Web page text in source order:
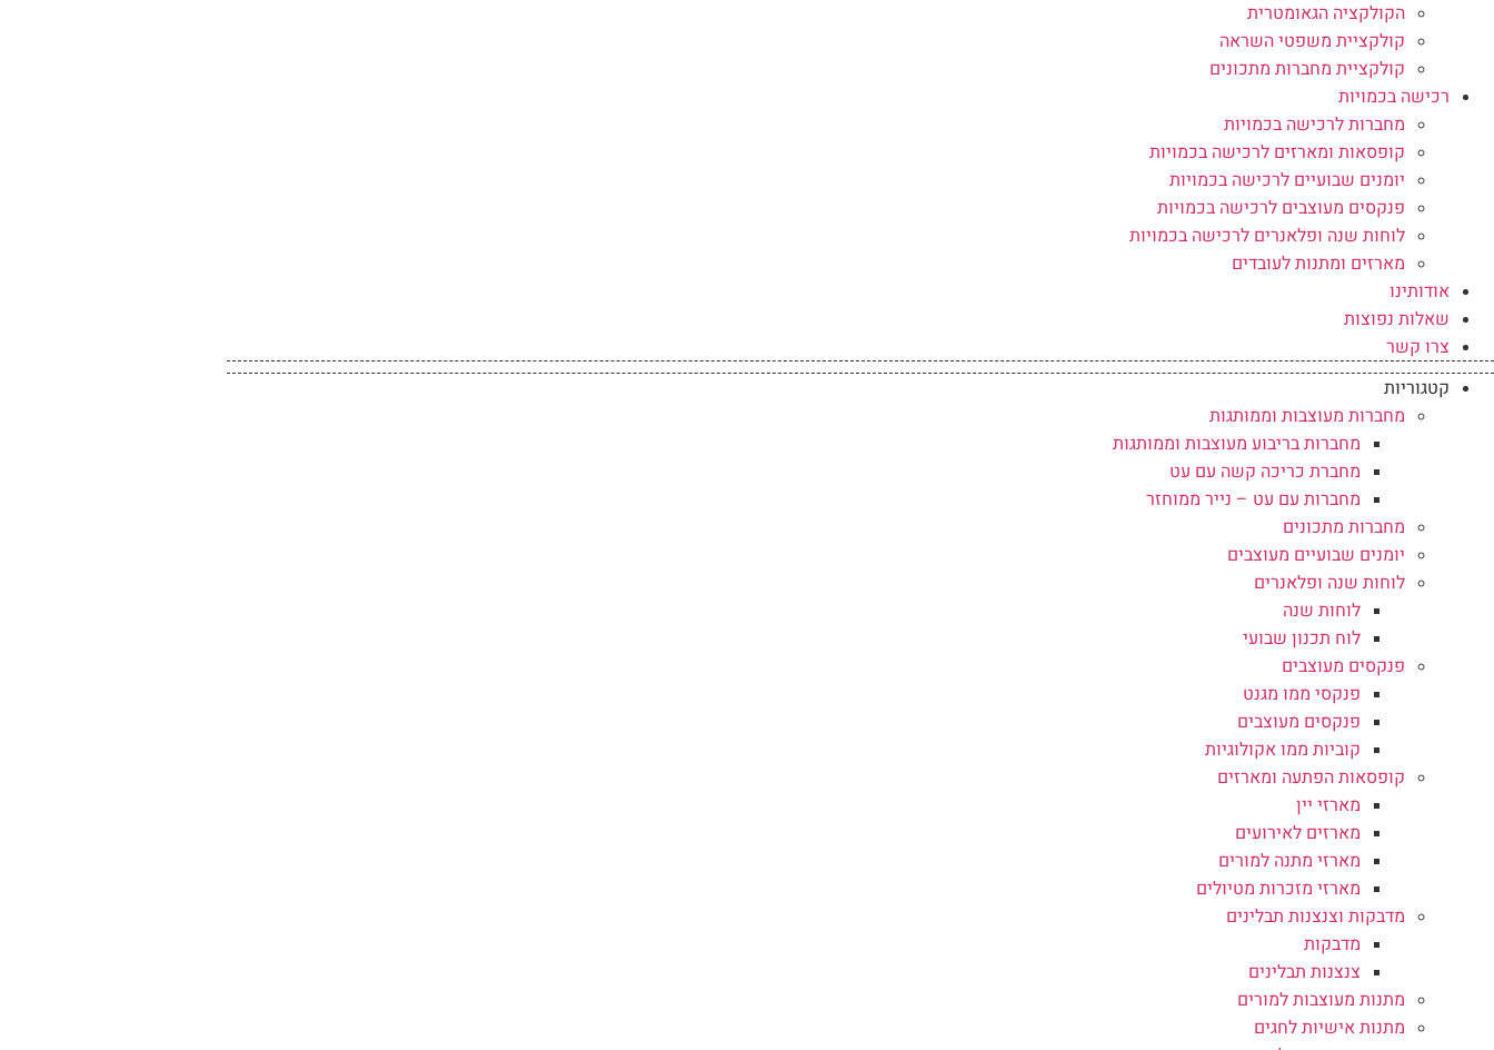
הקולקציה הגאומטרית
קולקציית משפטי השראה
קולקציית מחברות מתכונים
רכישה בכמויות
מחברות לרכישה בכמויות
קופסאות ומארזים לרכישה בכמויות
יומנים שבועיים לרכישה בכמויות
פנקסים מעוצבים לרכישה בכמויות
לוחות שנה ופלאנרים לרכישה בכמויות
מארזים ומתנות לעובדים
אודותינו
שאלות נפוצות
צרו קשר
קטגוריות
מחברות מעוצבות וממותגות
מחברות בריבוע מעוצבות וממותגות
מחברת כריכה קשה עם עט
מחברות עם עט – נייר ממוחזר
מחברות מתכונים
יומנים שבועיים מעוצבים
לוחות שנה ופלאנרים
לוחות שנה
לוח תכנון שבועי
פנקסים מעוצבים
פנקסי ממו מגנט
פנקסים מעוצבים
קוביות ממו אקולוגיות
קופסאות הפתעה ומארזים
מארזי יין
מארזים לאירועים
מארזי מתנה למורים
מארזי מזכרות מטיולים
מדבקות וצנצנות תבלינים
מדבקות
צנצנות תבלינים
מתנות מעוצבות למורים
מתנות אישיות לחגים